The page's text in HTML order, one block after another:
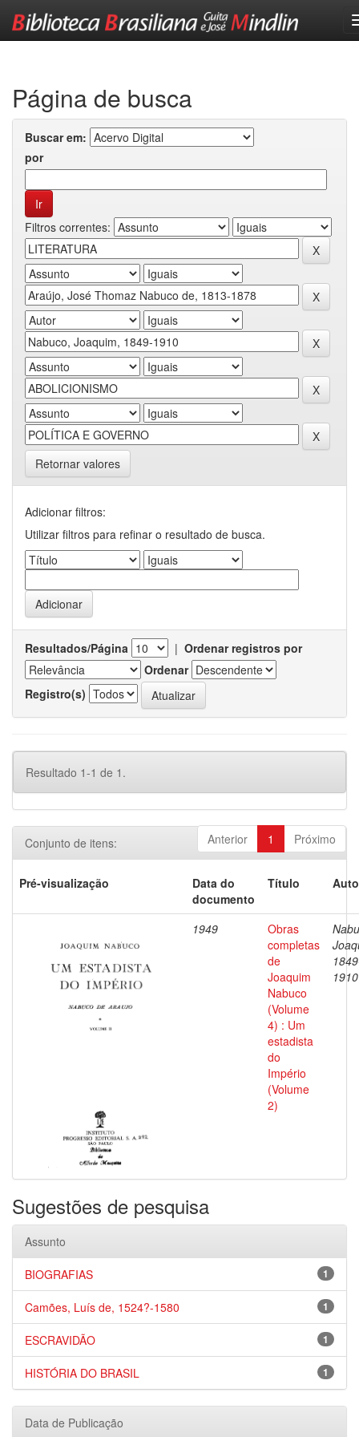
Página de busca
Buscar em:
por
Filtros correntes:
Retornar valores
Adicionar filtros:
Utilizar filtros para refinar o resultado de busca.
Resultados/Página | Ordenar registros por
Ordenar
Registro(s)
Resultado 1-1 de 1.
Anterior 1 Próximo
Conjunto de itens:
Pré-visualização
Data do
documento
Título
1949
Obras
completas
de
Joaquim
Nabuco
(Volume
4) : Um
estadista
do
Império
(Volume
2)
1910
Sugestões de pesquisa
Assunto
1
BIOGRAFIAS
1
Camões, Luís de, 1524?-1580
1
ESCRAVIDÃO
1
HISTÓRIA DO BRASIL
Data de Publicação